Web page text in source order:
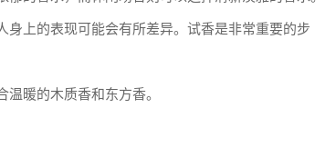
上的表现可能会有所差异。试香是非常重要的步
暖的木质香和东方香。